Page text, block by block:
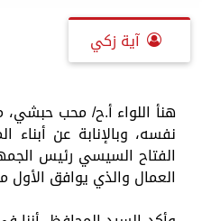
آية زكي
هنأ اللواء أ.ح/ محب حبشي،
نفسه، وبالإنابة عن
الفتاح السيسي رئيس
العمال والذي يوافق الأول